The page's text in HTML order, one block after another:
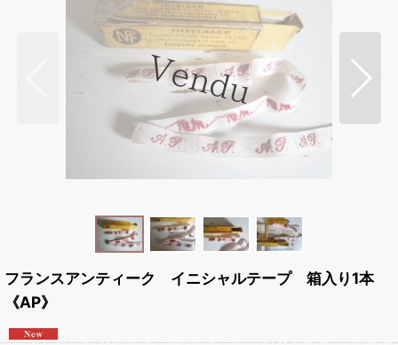
フランスアンティーク イニシャルテープ 箱入り1本
《AP》